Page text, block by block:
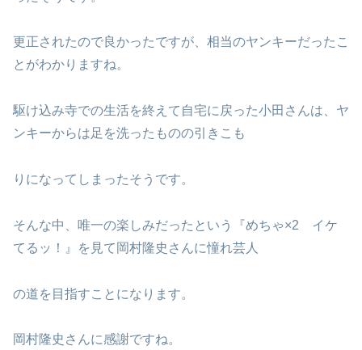
更正されたので良かったですが、相当のヤンキーだったこ
とがわかりますね。
駆け込み寺での生活を終えて自宅に戻った小田さんは、ヤ
ンキーからは足を洗ったものの引きこも
りになってしまったそうです。
そんな中、唯一の楽しみだったという『めちゃ×2 イケ
てるッ！』を見て岡村隆史さんに憧れ芸人
の道を目指すことになります。
岡村隆史さんに感謝ですね。